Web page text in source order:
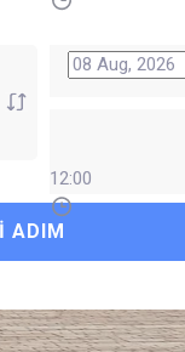
12:00
ADIM